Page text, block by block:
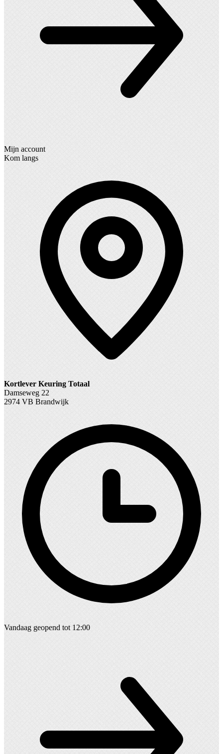
Mijn account
Kom langs
Kortlever Keuring Totaal
Damseweg 22
2974 VB Brandwijk
Vandaag geopend tot 12:00